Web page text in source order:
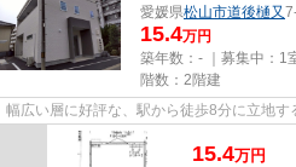
愛媛県松山市道後樋又
15.4万円
築年数：- ｜募集中： 1
階数：2階建
幅広い層に好評な、駅から徒歩8分に立地す
15.4万円